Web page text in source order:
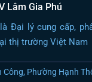
Lâm Gia Phú
là Đại lý cung cấp,
thị trường Việt Nam
Phường Hạnh